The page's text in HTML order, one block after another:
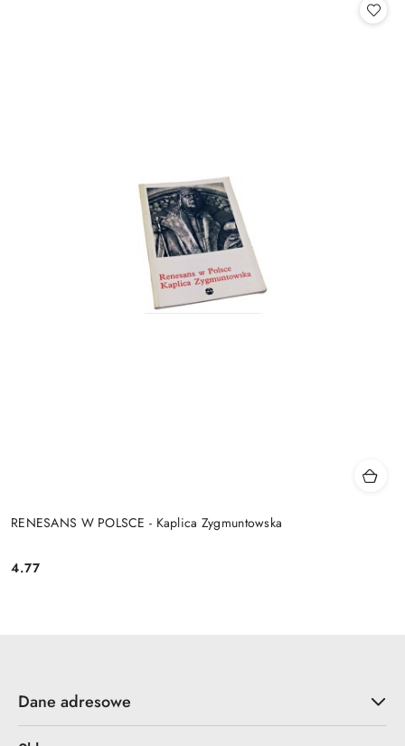
RENESANS W POLSCE - Kaplica Zygmuntowska
Cena:
4.77
Dane adresowe